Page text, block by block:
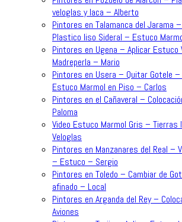
veloglas y laca – Alberto
Pintores en Talamanca del Jarama
Plastico liso Sideral – Estuco
Pintores en Ugena – Aplicar Estuco
Madreperla – Mario
Pintores en Usera – Quitar Gotele
Estuco Marmol en Piso – Carlos
Pintores en el Cañaveral –
Paloma
Video Estuco Marmol Gris – Tierras
Veloglas
Pintores en Manzanares del Real –
– Estuco – Sergio
Pintores en Toledo – Cambiar de
afinado – Local
Pintores en Arganda del Rey –
Aviones